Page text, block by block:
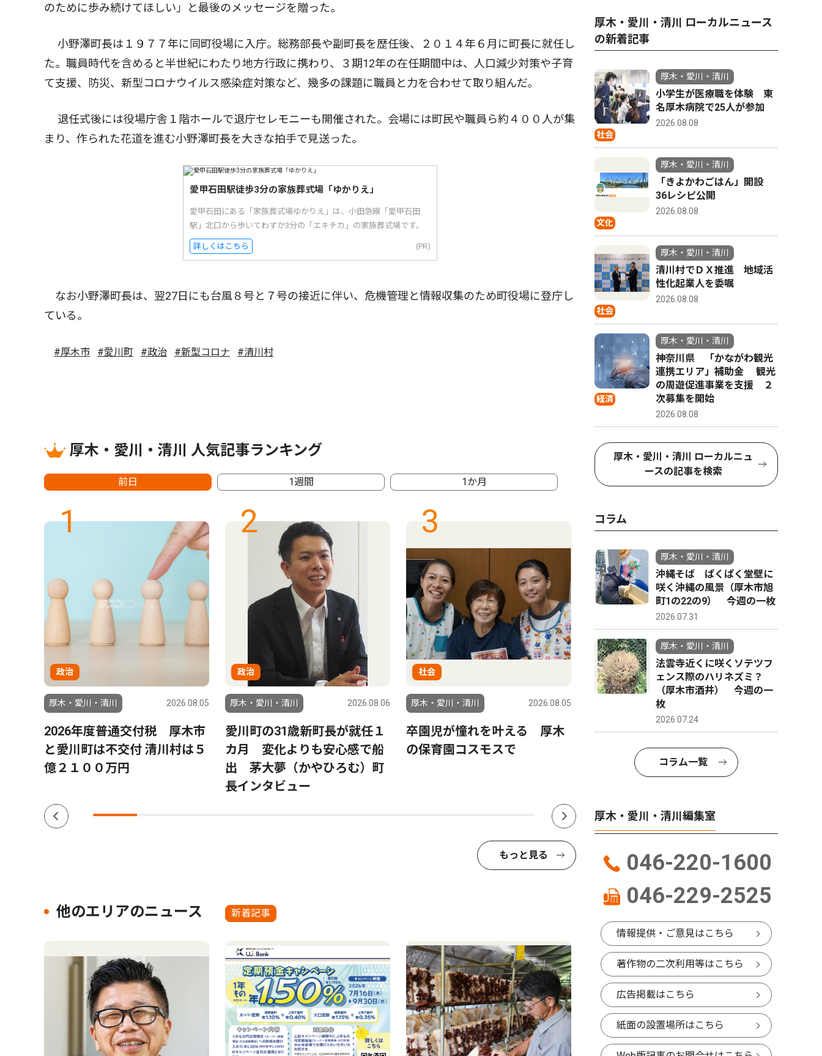
のために歩み続けてほしい」と最後のメッセージを贈った。
小野澤町長は１９７７年に同町役場に入庁。総務部長や副町長を歴任後、２０１４年６月に町長に就任し
た。職員時代を含めると半世紀にわたり地方行政に携わり、３期12年の在任期間中は、人口減少対策や子育
て支援、防災、新型コロナウイルス感染症対策など、幾多の課題に職員と力を合わせて取り組んだ。
退任式後には役場庁舎１階ホールで退庁セレモニーも開催された。会場には町民や職員ら約４００人が集
まり、作られた花道を進む小野澤町長を大きな拍手で見送った。
愛甲石田駅徒歩3分の家族葬式場「ゆかりえ」
愛甲石田にある「家族葬式場ゆかりえ」は、小田急線「愛甲石田
駅」北口から歩いてわずか3分の「エキチカ」の家族葬式場です。
詳しくはこちら (PR)
なお小野澤町長は、翌27日にも台風８号と７号の接近に伴い、危機管理と情報収集のため町役場に登庁し
ている。
#厚木市 #愛川町 #政治 #新型コロナ #清川村
厚木・愛川・清川 人気記事ランキング
前日 1週間 1か月
1
政治
厚木・愛川・清川 2026.08.05
2026年度普通交付税 厚木市
と愛川町は不交付 清川村は５
億２１００万円
2
政治
厚木・愛川・清川 2026.08.06
愛川町の31歳新町長が就任１
カ月 変化よりも安心感で船
出 茅大夢（かやひろむ）町
長インタビュー
3
社会
厚木・愛川・清川 2026.08.05
卒園児が憧れを叶える 厚木
の保育園コスモスで
4
文化
厚木・愛川・清川
真夏の夜ジャズを満喫 厚木
公園で8月20・21日
「森の
もっと見る
他のエリアのニュース 新着記事
厚木・愛川・清川 ローカルニュース
の新着記事
社会
厚木・愛川・清川
小学生が医療職を体験 東
名厚木病院で25人が参加
2026.08.08
文化
厚木・愛川・清川
「きよかわごはん」開設
36レシピ公開
2026.08.08
社会
厚木・愛川・清川
清川村でＤＸ推進 地域活
性化起業人を委嘱
2026.08.08
経済
厚木・愛川・清川
神奈川県 「かながわ観光
連携エリア」補助金 観光
の周遊促進事業を支援 ２
次募集を開始
2026.08.08
厚木・愛川・清川 ローカルニュ
ースの記事を検索
コラム
厚木・愛川・清川
沖縄そば ぱくぱく堂壁に
咲く沖縄の風景（厚木市旭
町1の22の9） 今週の一枚
2026.07.31
厚木・愛川・清川
法雲寺近くに咲くソテツフ
ェンス際のハリネズミ？
（厚木市酒井） 今週の一
枚
2026.07.24
コラム一覧
厚木・愛川・清川編集室
046-220-1600
046-229-2525
情報提供・ご意見はこちら
著作物の二次利用等はこちら
広告掲載はこちら
紙面の設置場所はこちら